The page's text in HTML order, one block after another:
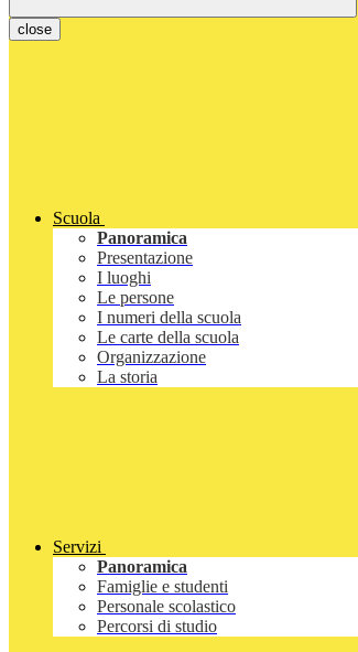
close
Scuola
Panoramica
Presentazione
I luoghi
Le persone
I numeri della scuola
Le carte della scuola
Organizzazione
La storia
Servizi
Panoramica
Famiglie e studenti
Personale scolastico
Percorsi di studio